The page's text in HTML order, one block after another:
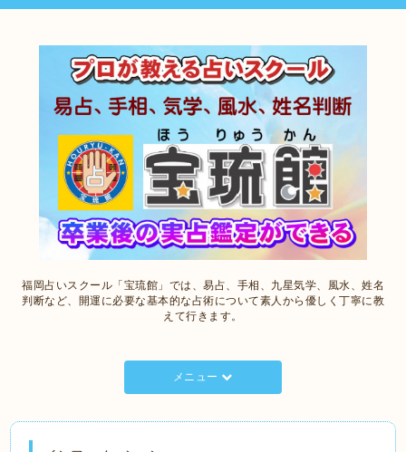
福岡占いスクール「宝琉館」では、易占、手相、九星気学、風水、姓名
判断など、開運に必要な基本的な占術について素人から優しく丁寧に教
えて行きます。
メニュー